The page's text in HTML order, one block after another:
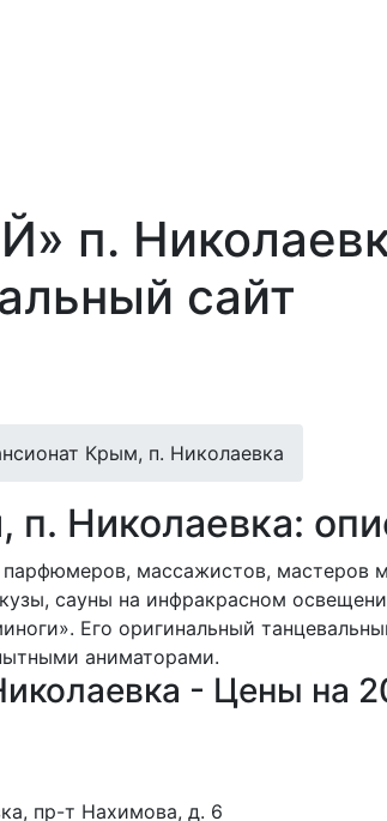
п.
сайт
Крым, п. Николаевка
Николаевка:
парфюмеров, массажистов, мастеров
сауны на инфракрасном
Его оригинальный
аниматорами.
- Цены на
пр-т Нахимова, д. 6